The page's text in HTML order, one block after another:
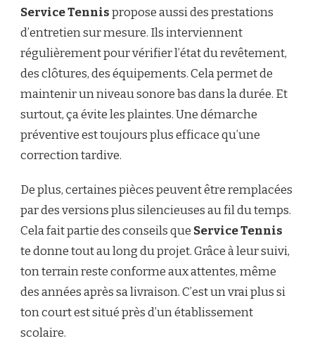
Service Tennispropose aussi des prestations
d’entretien sur mesure. Ils interviennent
régulièrement pour vérifier l’état du revêtement,
des clôtures, des équipements. Cela permet de
maintenir un niveau sonore bas dans la durée. Et
surtout, ça évite les plaintes. Une démarche
préventive est toujours plus efficace qu’une
correction tardive.
De plus, certaines pièces peuvent être remplacées
par des versions plus silencieuses au fil du temps.
Cela fait partie des conseils que Service Tennis
te donne tout au long du projet. Grâce à leur suivi,
ton terrain reste conforme aux attentes, même
des années après sa livraison. C’est un vrai plus si
ton court est situé près d’un établissement
scolaire.